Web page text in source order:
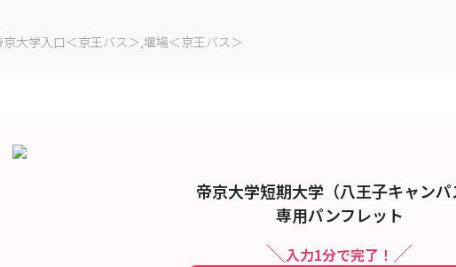
大学入口＜京王バス＞,堰場＜京王バス＞
帝京大学短期大学（八王子キャンパ
専用パンフレット
入力1分で完了！